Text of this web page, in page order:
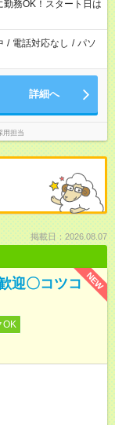
務OK！スタート日は
/ 電話対応なし / パソ
詳細へ
用担当
掲載日：2026.08.07
NEW
迎〇コツコ
OK